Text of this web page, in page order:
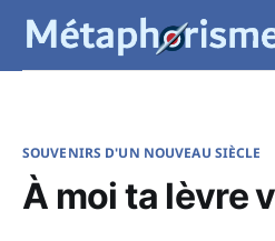
SOUVENIRS D'UN NOUVEAU SIÈCLE
À moi ta lèvre